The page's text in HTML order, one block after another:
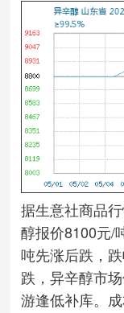
据生意社商品
醇报价8100元/
吨先涨后跌，
跌，异辛醇市
游逢低补库。